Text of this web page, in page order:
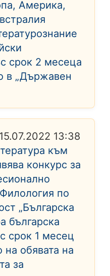
Америка,
срок 2 месеца
в „Държавен
15.07.2022 13:38
към
конкурс за
по
„Българска
българска
срок 1 месец
на обявата на
за